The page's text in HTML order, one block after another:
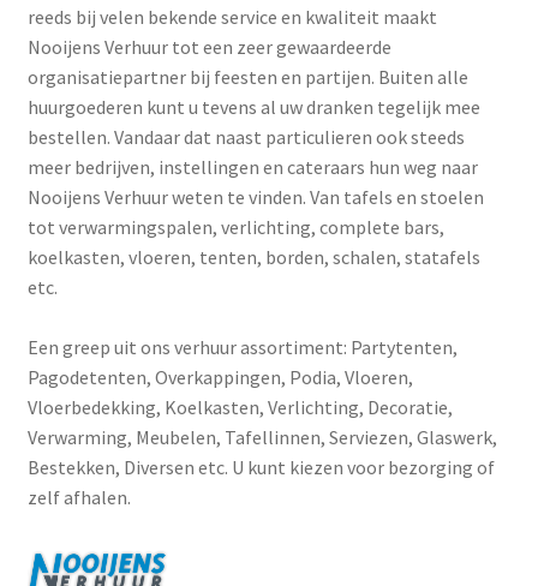
reeds bij velen bekende service en kwaliteit maakt
Nooijens Verhuur tot een zeer gewaardeerde
organisatiepartner bij feesten en partijen. Buiten alle
huurgoederen kunt u tevens al uw dranken tegelijk mee
bestellen. Vandaar dat naast particulieren ook steeds
meer bedrijven, instellingen en cateraars hun weg naar
Nooijens Verhuur weten te vinden. Van tafels en stoelen
tot verwarmingspalen, verlichting, complete bars,
koelkasten, vloeren, tenten, borden, schalen, statafels
etc.
Een greep uit ons verhuur assortiment: Partytenten,
Pagodetenten, Overkappingen, Podia, Vloeren,
Vloerbedekking, Koelkasten, Verlichting, Decoratie,
Verwarming, Meubelen, Tafellinnen, Serviezen, Glaswerk,
Bestekken, Diversen etc. U kunt kiezen voor bezorging of
zelf afhalen.